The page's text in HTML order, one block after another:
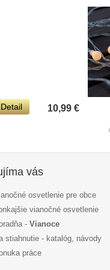
Detail 10,99 €
vás
osvetlenie pre obce
vianočné osvetlenie
- Vianoce
stiahnutie - katalóg, návody
práce